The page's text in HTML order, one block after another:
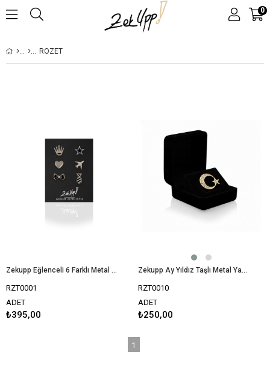
0
ROZET
Zekupp Eğlenceli 6 Farklı Metal Yaka Rozeti
RZT0001
ADET
₺395,00
Zekupp Ay Yıldız Taşlı Metal Yaka Rozeti
RZT0010
ADET
₺250,00
1